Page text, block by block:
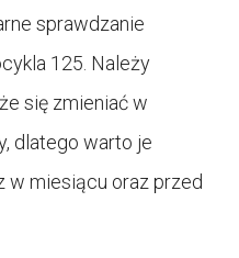
sprawdzanie
125. Należy
się zmieniać w
dlatego warto je
w miesiącu oraz przed